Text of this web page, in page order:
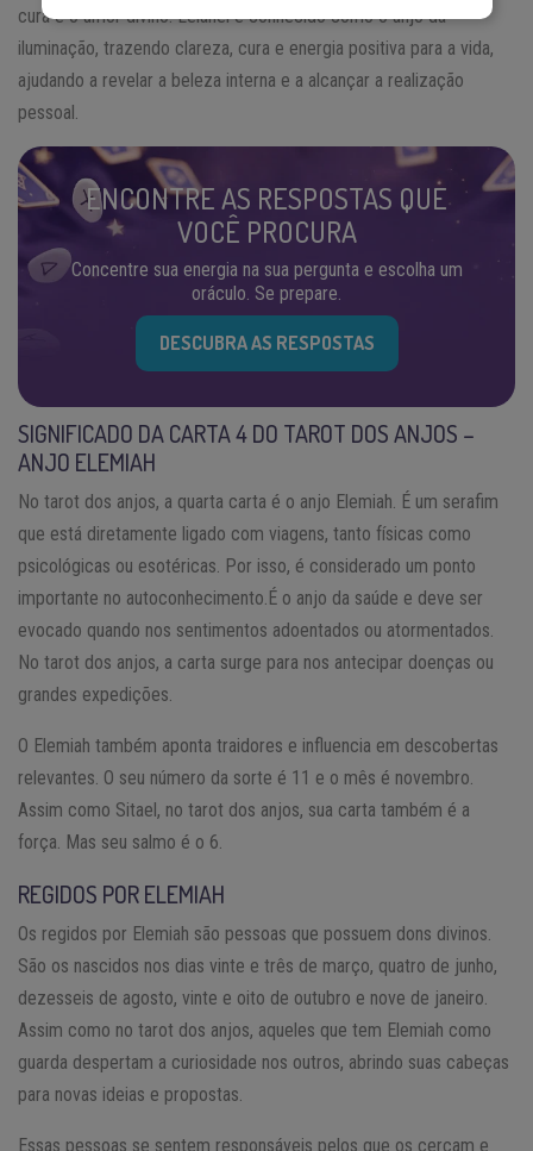
cura e o amor divino. Lelahel é conhecido como o anjo da
iluminação, trazendo clareza, cura e energia positiva para a vida,
ajudando a revelar a beleza interna e a alcançar a realização
pessoal.
ENCONTRE AS RESPOSTAS QUE
VOCÊ PROCURA
Concentre sua energia na sua pergunta e escolha um
oráculo. Se prepare.
DESCUBRA AS RESPOSTAS
SIGNIFICADO DA CARTA 4 DO TAROT DOS ANJOS –
ANJO ELEMIAH
No tarot dos anjos, a quarta carta é o anjo Elemiah. É um serafim
que está diretamente ligado com viagens, tanto físicas como
psicológicas ou esotéricas. Por isso, é considerado um ponto
importante no autoconhecimento.É o anjo da saúde e deve ser
evocado quando nos sentimentos adoentados ou atormentados.
No tarot dos anjos, a carta surge para nos antecipar doenças ou
grandes expedições.
O Elemiah também aponta traidores e influencia em descobertas
relevantes. O seu número da sorte é 11 e o mês é novembro.
Assim como Sitael, no tarot dos anjos, sua carta também é a
força. Mas seu salmo é o 6.
REGIDOS POR ELEMIAH
Os regidos por Elemiah são pessoas que possuem dons divinos.
São os nascidos nos dias vinte e três de março, quatro de junho,
dezesseis de agosto, vinte e oito de outubro e nove de janeiro.
Assim como no tarot dos anjos, aqueles que tem Elemiah como
guarda despertam a curiosidade nos outros, abrindo suas cabeças
para novas ideias e propostas.
Essas pessoas se sentem responsáveis pelos que os cercam e